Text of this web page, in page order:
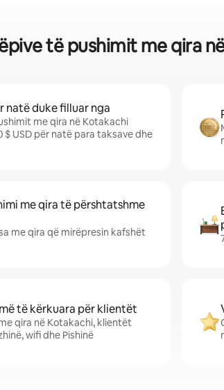
të pushimit me qira
natë duke filluar nga
me qira në Kotakachi
$ USD për natë para taksave dhe
me qira të përshtatshme
me qira që mirëpresin kafshët
të kërkuara për klientët
qira në Kotakachi, klientët
wifi dhe Pishinë